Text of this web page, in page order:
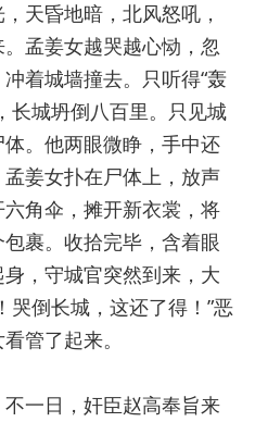
天昏地暗，北风怒吼，
孟姜女越哭越心恸，忽
着城墙撞去。只听得“轰
长城坍倒八百里。只见城
。他两眼微睁，手中还
姜女扑在尸体上，放声
角伞，摊开新衣裳，将
裹。收拾完毕，含着眼
，守城官突然到来，大
哭倒长城，这还了得！”恶
管了起来。
一日，奸臣赵高奉旨来